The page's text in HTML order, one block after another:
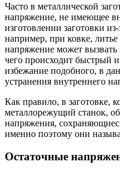
Часто в металлической
напряжение, не имеющее
изготовлении заготовки
например, при ковке,
напряжение может
чего происходит быстрый
избежание подобного, в
устранения внутреннего
Как правило, в заготовке,
металлорежущий станок,
напряжения,
именно поэтому они
Остаточные